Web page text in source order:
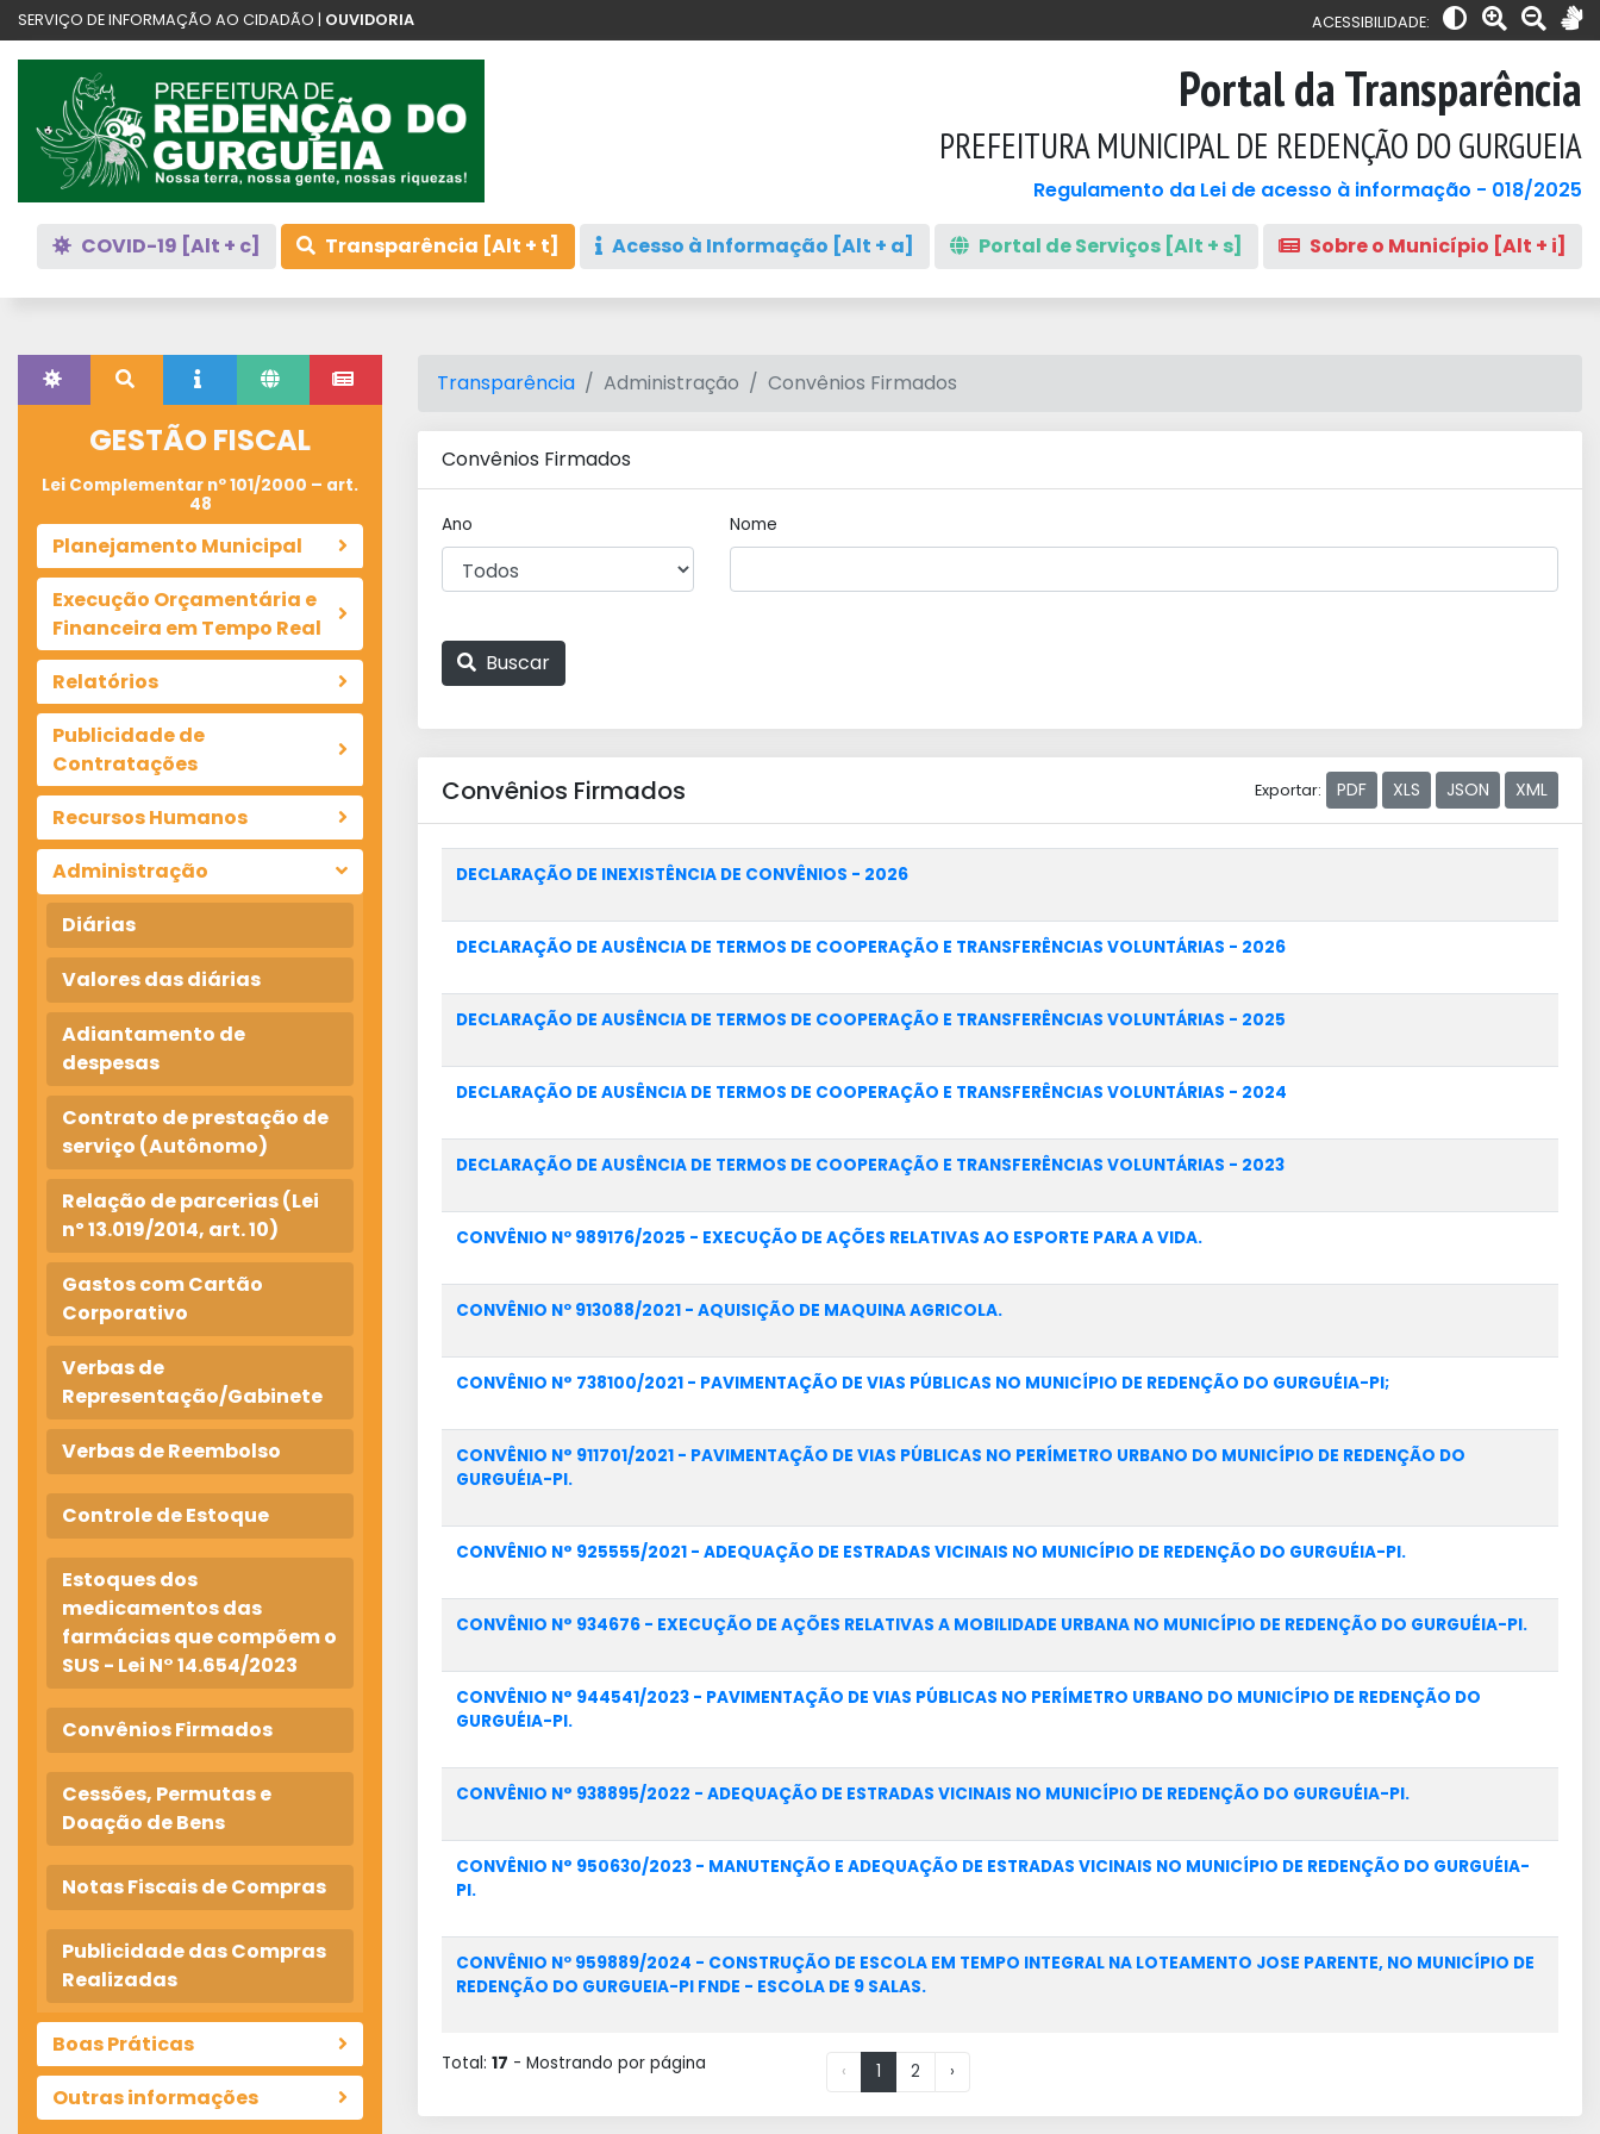
SERVIÇO DE INFORMAÇÃO AO CIDADÃO | OUVIDORIA ACESSIBILIDADE:
Portal da Transparência
PREFEITURA MUNICIPAL DE REDENÇÃO DO GURGUEIA
Regulamento da Lei de acesso à informação - 018/2025
COVID-19 [Alt + c] Transparência [Alt + t] Acesso à Informação [Alt + a] Portal de Serviços [Alt + s] Sobre o Município [Alt + i]
GESTÃO FISCAL
Lei Complementar nº 101/2000 – art.
48
Planejamento Municipal
Execução Orçamentária e
Financeira em Tempo Real
Relatórios
Publicidade de
Contratações
Recursos Humanos
Administração
Diárias
Valores das diárias
Adiantamento de
despesas
Contrato de prestação de
serviço (Autônomo)
Relação de parcerias (Lei
nº 13.019/2014, art. 10)
Gastos com Cartão
Corporativo
Verbas de
Representação/Gabinete
Verbas de Reembolso
Controle de Estoque
Estoques dos
medicamentos das
farmácias que compõem o
SUS - Lei N° 14.654/2023
Convênios Firmados
Cessões, Permutas e
Doação de Bens
Notas Fiscais de Compras
Publicidade das Compras
Realizadas
Boas Práticas
Outras informações
Transparência Administração Convênios Firmados
Convênios Firmados
Ano Nome
Buscar
Convênios Firmados Exportar: PDF XLS JSON XML
DECLARAÇÃO DE INEXISTÊNCIA DE CONVÊNIOS - 2026
DECLARAÇÃO DE AUSÊNCIA DE TERMOS DE COOPERAÇÃO E TRANSFERÊNCIAS VOLUNTÁRIAS - 2026
DECLARAÇÃO DE AUSÊNCIA DE TERMOS DE COOPERAÇÃO E TRANSFERÊNCIAS VOLUNTÁRIAS - 2025
DECLARAÇÃO DE AUSÊNCIA DE TERMOS DE COOPERAÇÃO E TRANSFERÊNCIAS VOLUNTÁRIAS - 2024
DECLARAÇÃO DE AUSÊNCIA DE TERMOS DE COOPERAÇÃO E TRANSFERÊNCIAS VOLUNTÁRIAS - 2023
CONVÊNIO Nº 989176/2025 - EXECUÇÃO DE AÇÕES RELATIVAS AO ESPORTE PARA A VIDA.
CONVÊNIO Nº 913088/2021 - AQUISIÇÃO DE MAQUINA AGRICOLA.
CONVÊNIO N° 738100/2021 - PAVIMENTAÇÃO DE VIAS PÚBLICAS NO MUNICÍPIO DE REDENÇÃO DO GURGUÉIA-PI;
CONVÊNIO N° 911701/2021 - PAVIMENTAÇÃO DE VIAS PÚBLICAS NO PERÍMETRO URBANO DO MUNICÍPIO DE REDENÇÃO DO
GURGUÉIA-PI.
CONVÊNIO N° 925555/2021 - ADEQUAÇÃO DE ESTRADAS VICINAIS NO MUNICÍPIO DE REDENÇÃO DO GURGUÉIA-PI.
CONVÊNIO N° 934676 - EXECUÇÃO DE AÇÕES RELATIVAS A MOBILIDADE URBANA NO MUNICÍPIO DE REDENÇÃO DO GURGUÉIA-PI.
CONVÊNIO N° 944541/2023 - PAVIMENTAÇÃO DE VIAS PÚBLICAS NO PERÍMETRO URBANO DO MUNICÍPIO DE REDENÇÃO DO
GURGUÉIA-PI.
CONVÊNIO N° 938895/2022 - ADEQUAÇÃO DE ESTRADAS VICINAIS NO MUNICÍPIO DE REDENÇÃO DO GURGUÉIA-PI.
CONVÊNIO N° 950630/2023 - MANUTENÇÃO E ADEQUAÇÃO DE ESTRADAS VICINAIS NO MUNICÍPIO DE REDENÇÃO DO GURGUÉIA-
PI.
CONVÊNIO Nº 959889/2024 - CONSTRUÇÃO DE ESCOLA EM TEMPO INTEGRAL NA LOTEAMENTO JOSE PARENTE, NO MUNICÍPIO DE
REDENÇÃO DO GURGUEIA-PI FNDE - ESCOLA DE 9 SALAS.
Total: 17 - Mostrando por página ‹ 1 2 ›